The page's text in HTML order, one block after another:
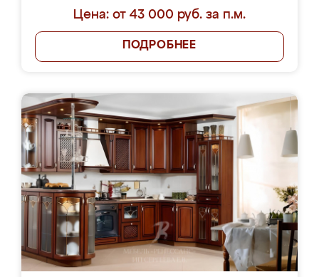
Цена: от 43 000 руб. за п.м.
ПОДРОБНЕЕ